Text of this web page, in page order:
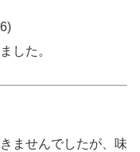
した。
ませんでしたが、味